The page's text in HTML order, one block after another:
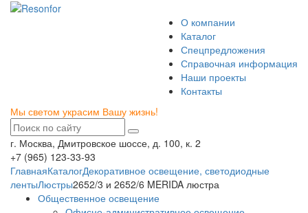
О компании
Каталог
Спецпредложения
Справочная информация
Наши проекты
Контакты
Мы светом украсим Вашу жизнь!
г. Москва, Дмитровское шоссе, д. 100, к. 2
+7 (965) 123-33-93
ГлавнаяКаталогДекоративное освещение, светодиодные
лентыЛюстры2652/3 и 2652/6 MERIDA люстра
Общественное освещение